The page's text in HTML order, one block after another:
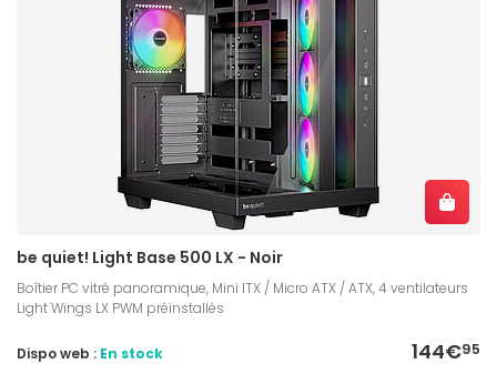
be quiet! Light Base 500 LX - Noir
Boîtier PC vitré panoramique, Mini ITX / Micro ATX / ATX, 4 ventilateurs
Light Wings LX PWM préinstallés
144€95
Dispo web : En stock